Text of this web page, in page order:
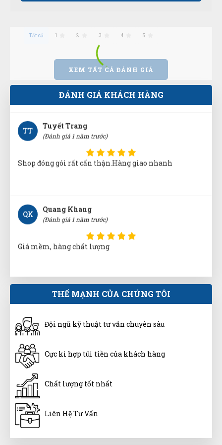
Tất cả 1 2 3 4 5
XEM TẤT CẢ ĐÁNH GIÁ
ĐÁNH GIÁ KHÁCH HÀNG
Thúy Hằng
(Đánh giá 1 năm trước)
Mua hàng vì chính sách và tin tưởng thông tin trên
website này
TT
Tuyết Trang
(Đánh giá 1 năm trước)
Shop đóng gói rất cẩn thận.Hàng giao nhanh
QK
Quang Khang
(Đánh giá 1 năm trước)
Giá mềm, hàng chất lượng
Thu Giang
(Đánh giá 1 năm trước)
Dùng thấy ổn. Vote cho shop 5 sao trước.
ĐP
(Đánh giá 1 năm trước)
Chất lượng thật
THẾ MẠNH CỦA CHÚNG TÔI
Đội ngũ kỹ thuật tư vấn chuyên sâu
Cực kì hợp túi tiền của khách hàng
Chất lượng tốt nhất
Liên Hệ Tư Vấn